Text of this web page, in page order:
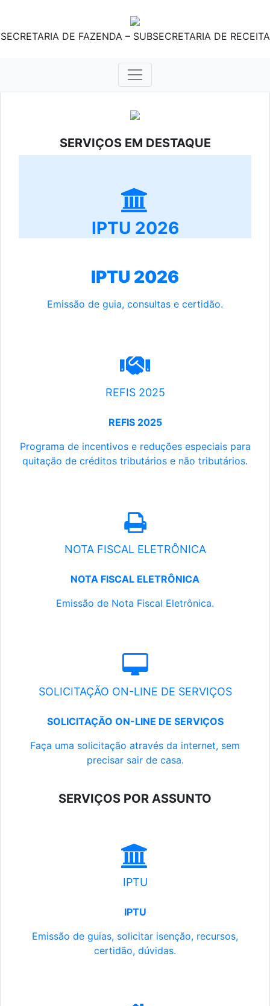
SECRETARIA DE FAZENDA – SUBSECRETARIA DE RECEITA
SERVIÇOS EM DESTAQUE
IPTU 2026
IPTU 2026
Emissão de guia, consultas e certidão.
REFIS 2025
REFIS 2025
Programa de incentivos e reduções especiais para
quitação de créditos tributários e não tributários.
NOTA FISCAL ELETRÔNICA
NOTA FISCAL ELETRÔNICA
Emissão de Nota Fiscal Eletrônica.
SOLICITAÇÃO ON-LINE DE SERVIÇOS
SOLICITAÇÃO ON-LINE DE SERVIÇOS
Faça uma solicitação através da internet, sem
precisar sair de casa.
SERVIÇOS POR ASSUNTO
IPTU
IPTU
Emissão de guias, solicitar isenção, recursos,
certidão, dúvidas.